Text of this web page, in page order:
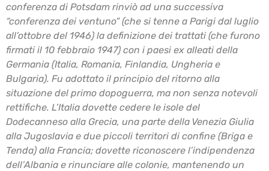
conferenza di Potsdam rinviò ad una successiva
“conferenza dei ventuno” (che si tenne a Parigi dal luglio
all’ottobre del 1946) la definizione dei trattati (che furono
firmati il 10 febbraio 1947) con i paesi ex alleati della
Germania (Italia, Romania, Finlandia, Ungheria e
Bulgaria). Fu adottato il principio del ritorno alla
situazione del primo dopoguerra, ma non senza notevoli
rettifiche. L’Italia dovette cedere le isole del
Dodecanneso alla Grecia, una parte della Venezia Giulia
alla Jugoslavia e due piccoli territori di confine (Briga e
Tenda) alla Francia; dovette riconoscere l’indipendenza
dell’Albania e rinunciare alle colonie, mantenendo un